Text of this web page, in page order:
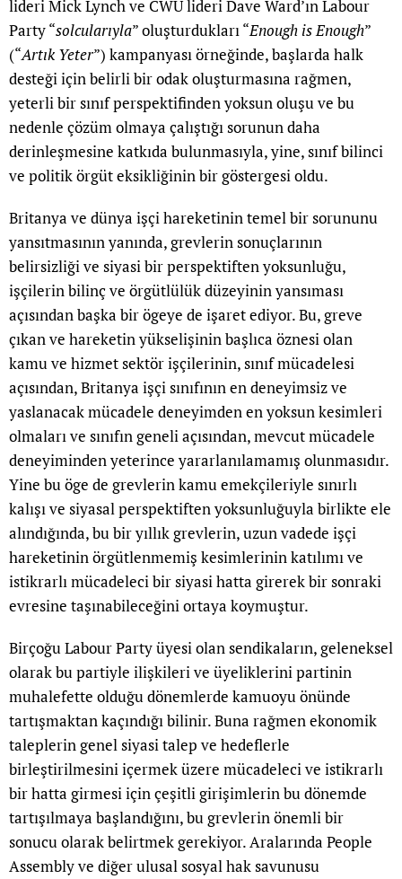
lideri Mick Lynch ve CWU lideri Dave Ward’ın Labour
Party “solcularıyla” oluşturdukları “Enough is Enough”
(“Artık Yeter”) kampanyası örneğinde, başlarda halk
desteği için belirli bir odak oluşturmasına rağmen,
yeterli bir sınıf perspektifinden yoksun oluşu ve bu
nedenle çözüm olmaya çalıştığı sorunun daha
derinleşmesine katkıda bulunmasıyla, yine, sınıf bilinci
ve politik örgüt eksikliğinin bir göstergesi oldu.
Britanya ve dünya işçi hareketinin temel bir sorununu
yansıtmasının yanında, grevlerin sonuçlarının
belirsizliği ve siyasi bir perspektiften yoksunluğu,
işçilerin bilinç ve örgütlülük düzeyinin yansıması
açısından başka bir ögeye de işaret ediyor. Bu, greve
çıkan ve hareketin yükselişinin başlıca öznesi olan
kamu ve hizmet sektör işçilerinin, sınıf mücadelesi
açısından, Britanya işçi sınıfının en deneyimsiz ve
yaslanacak mücadele deneyimden en yoksun kesimleri
olmaları ve sınıfın geneli açısından, mevcut mücadele
deneyiminden yeterince yararlanılamamış olunmasıdır.
Yine bu öge de grevlerin kamu emekçileriyle sınırlı
kalışı ve siyasal perspektiften yoksunluğuyla birlikte ele
alındığında, bu bir yıllık grevlerin, uzun vadede işçi
hareketinin örgütlenmemiş kesimlerinin katılımı ve
istikrarlı mücadeleci bir siyasi hatta girerek bir sonraki
evresine taşınabileceğini ortaya koymuştur.
Birçoğu Labour Party üyesi olan sendikaların, geleneksel
olarak bu partiyle ilişkileri ve üyeliklerini partinin
muhalefette olduğu dönemlerde kamuoyu önünde
tartışmaktan kaçındığı bilinir. Buna rağmen ekonomik
taleplerin genel siyasi talep ve hedeflerle
birleştirilmesini içermek üzere mücadeleci ve istikrarlı
bir hatta girmesi için çeşitli girişimlerin bu dönemde
tartışılmaya başlandığını, bu grevlerin önemli bir
sonucu olarak belirtmek gerekiyor. Aralarında People
Assembly ve diğer ulusal sosyal hak savunusu